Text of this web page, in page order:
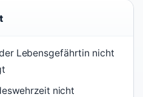
Lebensgefährtin nicht
nicht